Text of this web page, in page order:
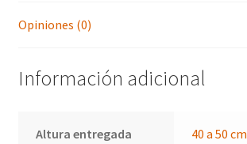
Opiniones (0)
Información adicional
Altura entregada
40 a 50 cm